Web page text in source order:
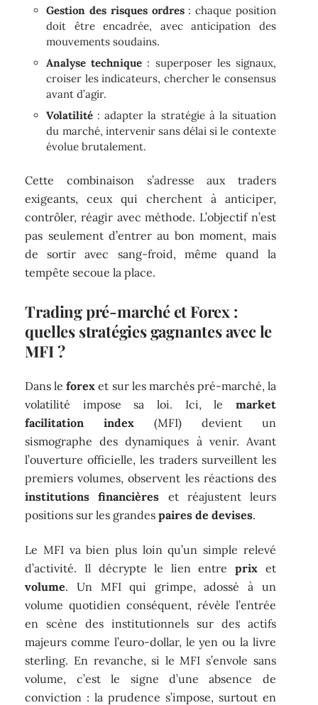
Gestion des risques ordres: chaque position
doit être encadrée, avec anticipation des
mouvements soudains.
Analyse technique : superposer les signaux,
croiser les indicateurs, chercher le consensus
avant d’agir.
Volatilité : adapter la stratégie à la situation
du marché, intervenir sans délai si le contexte
évolue brutalement.
Cette combinaison s’adresse aux traders
exigeants, ceux qui cherchent à anticiper,
contrôler, réagir avec méthode. L’objectif n’est
pas seulement d’entrer au bon moment, mais
de sortir avec sang-froid, même quand la
tempête secoue la place.
Trading pré-marché et Forex :
quelles stratégies gagnantes avec le
MFI ?
Dans leforex et sur les marchés pré-marché, la
volatilité impose sa loi. Ici, le market
facilitation index (MFI) devient un
sismographe des dynamiques à venir. Avant
l’ouverture officielle, les traders surveillent les
premiers volumes, observent les réactions des
institutions financières et réajustent leurs
positions sur les grandespaires de devises.
Le MFI va bien plus loin qu’un simple relevé
d’activité. Il décrypte le lien entreprix et
volume. Un MFI qui grimpe, adossé à un
volume quotidien conséquent, révèle l’entrée
en scène des institutionnels sur des actifs
majeurs comme l’euro-dollar, le yen ou la livre
sterling. En revanche, si le MFI s’envole sans
volume, c’est le signe d’une absence de
conviction : la prudence s’impose, surtout en